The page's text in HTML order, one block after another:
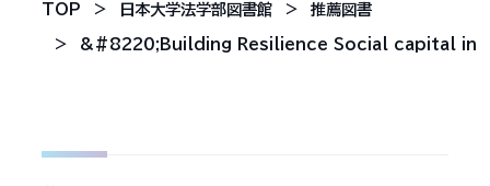
TOP 日本大学法学部図書館 推薦図書
&#8220;Building Resilience Social capital